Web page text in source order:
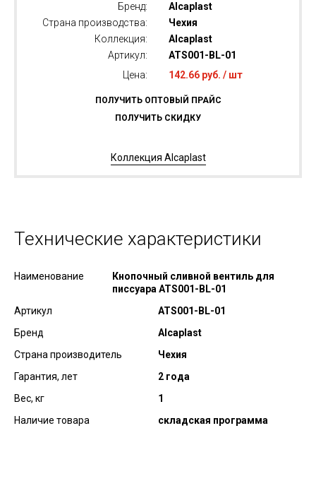
Бренд:
Alcaplast
Страна производства:
Чехия
Коллекция:
Alcaplast
Артикул:
ATS001-BL-01
Цена:
142.66 руб. / шт
ПОЛУЧИТЬ ОПТОВЫЙ ПРАЙС
ПОЛУЧИТЬ СКИДКУ
Коллекция Alcaplast
Технические характеристики
Наименование
Кнопочный сливной вентиль для
писсуара ATS001-BL-01
Артикул
ATS001-BL-01
Бренд
Alcaplast
Страна производитель
Чехия
Гарантия, лет
2 года
Вес, кг
1
Наличие товара
складская программа